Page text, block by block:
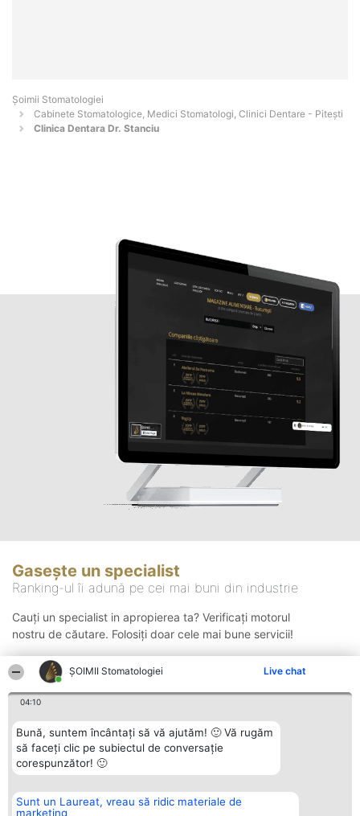
ȘOIMII Stomatologiei Live chat
04:10
Bună, suntem încântați să vă ajutăm! 🙂 Vă rugăm
să faceți clic pe subiectul de conversație
corespunzător! 🙂
Sunt un Laureat, vreau să ridic materiale de
marketing
Șoimii Stomatologiei
Cabinete Stomatologice, Medici Stomatologi, Clinici Dentare - Piteşti
Clinica Dentara Dr. Stanciu
Gasește un specialist
Ranking-ul îi adună pe cei mai buni din industrie
Cauți un specialist in apropierea ta? Verificați motorul
nostru de căutare. Folosiți doar cele mai bune servicii!
Organizator Ranking Plebiscyt Contact